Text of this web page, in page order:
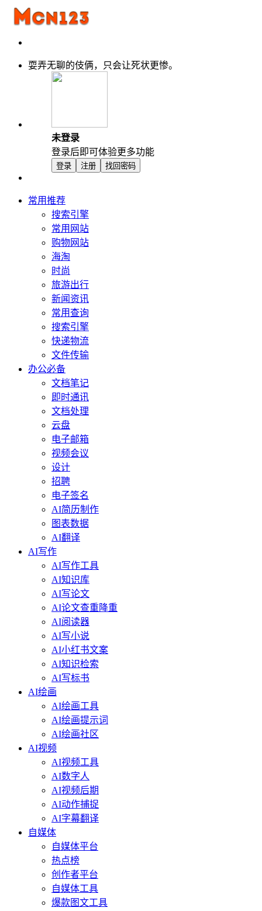
耍弄无聊的伎俩，只会让死状更惨。
未登录
登录后即可体验更多功能
登录 注册 找回密码
常用推荐
搜索引擎
常用网站
购物网站
海淘
时尚
旅游出行
新闻资讯
常用查询
搜索引擎
快递物流
文件传输
办公必备
文档笔记
即时通讯
文档处理
云盘
电子邮箱
视频会议
设计
招聘
电子签名
AI简历制作
图表数据
AI翻译
AI写作
AI写作工具
AI知识库
AI写论文
AI论文查重降重
AI阅读器
AI写小说
AI小红书文案
AI知识检索
AI写标书
AI绘画
AI绘画工具
AI绘画提示词
AI绘画社区
AI视频
AI视频工具
AI数字人
AI视频后期
AI动作捕捉
AI字幕翻译
自媒体
自媒体平台
热点榜
创作者平台
自媒体工具
爆款图文工具